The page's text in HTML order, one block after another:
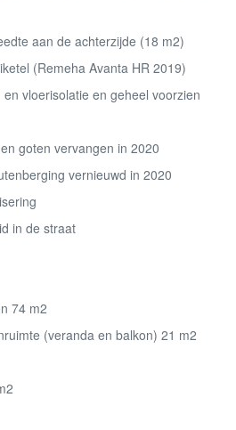
aan de achterzijde (18 m2)
(Remeha Avanta HR 2019)
vloerisolatie en geheel voorzien
goten vervangen in 2020
vernieuwd in 2020
in de straat
74 m2
(veranda en balkon) 21 m2